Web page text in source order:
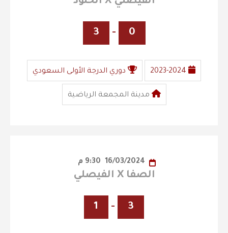
0
-
3
2023-2024 دوري الدرجة الأولى السعودي
مدينة المجمعة الرياضية
الصفا X الفيصلي
3
-
1